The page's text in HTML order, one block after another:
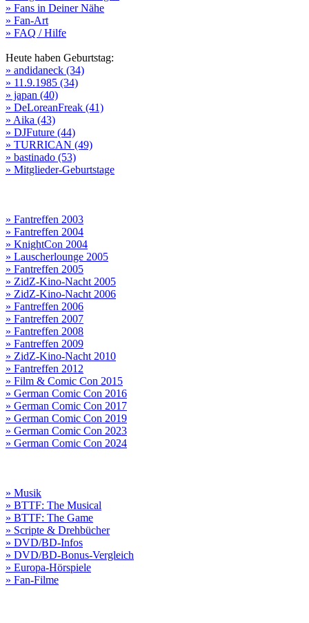
» Fans in Deiner Nähe
» Fan-Art
» FAQ / Hilfe
Heute haben Geburtstag:
» andidaneck (34)
» 11.9.1985 (34)
» japan (40)
» DeLoreanFreak (41)
» Aika (43)
» DJFuture (44)
» TURRICAN (49)
» bastinado (53)
» Mitglieder-Geburtstage
» Fantreffen 2003
» Fantreffen 2004
» KnightCon 2004
» Lauscherlounge 2005
» Fantreffen 2005
» ZidZ-Kino-Nacht 2005
» ZidZ-Kino-Nacht 2006
» Fantreffen 2006
» Fantreffen 2007
» Fantreffen 2008
» Fantreffen 2009
» ZidZ-Kino-Nacht 2010
» Fantreffen 2012
» Film & Comic Con 2015
» German Comic Con 2016
» German Comic Con 2017
» German Comic Con 2019
» German Comic Con 2023
» German Comic Con 2024
» Musik
» BTTF: The Musical
» BTTF: The Game
» Scripte & Drehbücher
» DVD/BD-Infos
» DVD/BD-Bonus-Vergleich
» Europa-Hörspiele
» Fan-Filme